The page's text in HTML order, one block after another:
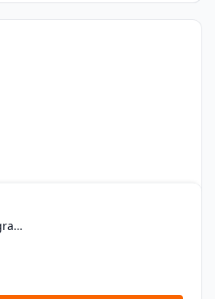
Especialização (pós-graduação)